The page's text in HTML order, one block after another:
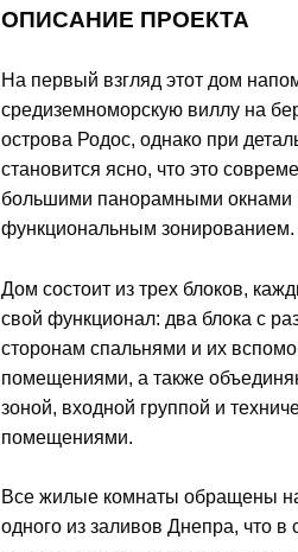
ОПИСАНИЕ ПРОЕКТА
На первый взгляд этот дом
средиземноморскую виллу на
острова Родос, однако при
становится ясно, что это
большими панорамными
функциональным зонированием.
Дом состоит из трех блоков,
свой функционал: два блока с
сторонам спальнями и их
помещениями, а также
зоной, входной группой и
помещениями.
Все жилые комнаты обращены
одного из заливов Днепра, что в